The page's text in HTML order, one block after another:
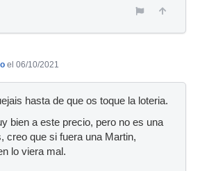
el 06/10/2021
hasta de que os toque la loteria.
bien a este precio, pero no es una
creo que si fuera una Martin,
lo viera mal.